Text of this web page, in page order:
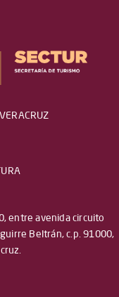
entre avenida circuito
Beltrán, c.p. 91000,